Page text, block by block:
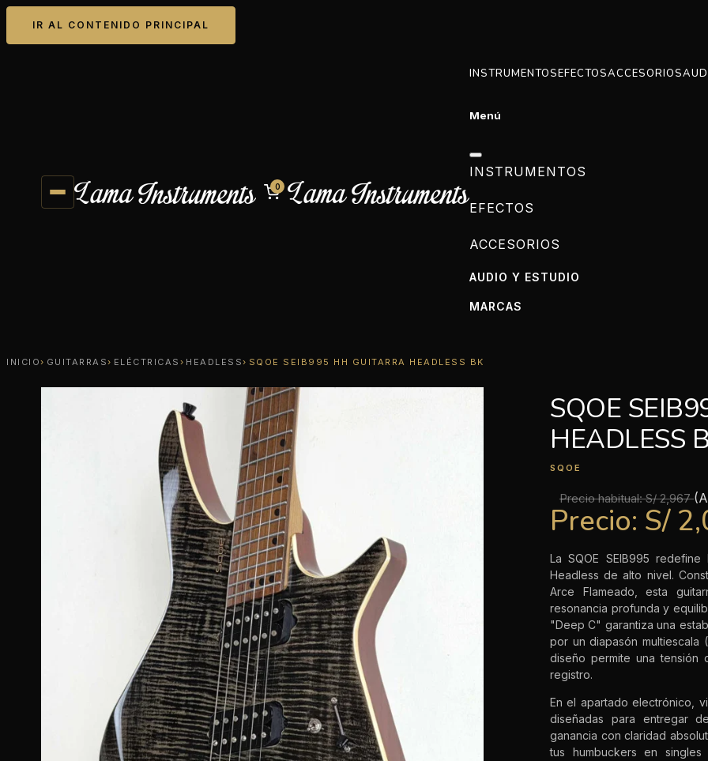
IR AL CONTENIDO PRINCIPAL
0
INSTRUMENTOSEFECTOSACCESORIOS
Menú
INSTRUMENTOS
EFECTOS
ACCESORIOS
AUDIO Y ESTUDIO
MARCAS
INICIO GUITARRAS ELÉCTRICAS HEADLESS SQOE SEIB995 HH GUITARRA HEADLESS BK
SQOE
HEADLESS
SQOE
Precio habitual:S/ 2,967
Precio: S/
La SQOE SEIB995
Headless de alto nivel.
Arce Flameado, esta
resonancia profunda y
"Deep C" garantiza una
por un diapasón multiescala
diseño permite una
registro.
En el apartado electrónico,
diseñadas para entregar
ganancia con claridad
tus humbuckers en